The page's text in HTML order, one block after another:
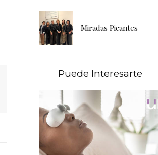
Miradas Picantes
Puede Interesarte